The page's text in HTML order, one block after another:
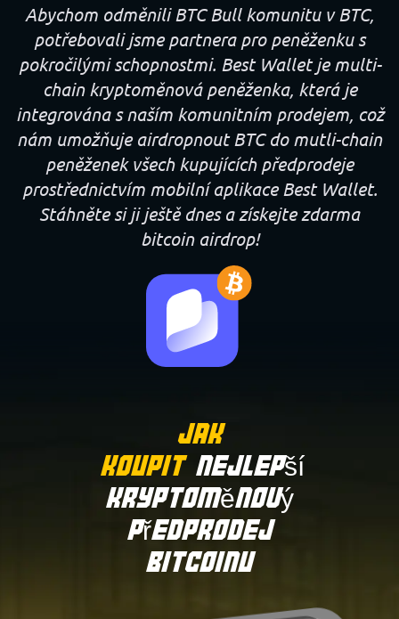
Abychom odměnili BTC Bull komunitu v BTC,
potřebovali jsme partnera pro peněženku s
pokročilými schopnostmi. Best Wallet je multi-
chain kryptoměnová peněženka, která je
integrována s naším komunitním prodejem, což
nám umožňuje airdropnout BTC do mutli-chain
peněženek všech kupujících předprodeje
prostřednictvím mobilní aplikace Best Wallet.
Stáhněte si ji ještě dnes a získejte zdarma
bitcoin airdrop!
Jak
Koupit Nejlepší
Kryptoměnový
Předprodej
Bitcoinu